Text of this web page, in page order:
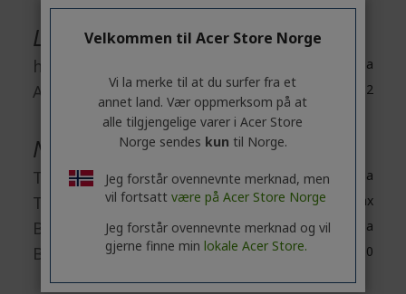
Lyd
høytalere Ja
Antall høyttalere 2
Nettverk & Kommunikasjon
Trådløs LAN Ja
Trådløs LAN standard IEEE 802.11ax
Bluetooth Ja
Bluetooth standard Bluetooth 5.0
Velkommen til Acer Store Norge
Vi la merke til at du surfer fra et
annet land. Vær oppmerksom på at
alle tilgjengelige varer i Acer Store
Norge sendes kun til Norge.
Jeg forstår ovennevnte merknad, men
vil fortsatt være på Acer Store Norge
Jeg forstår ovennevnte merknad og vil
gjerne finne min lokale Acer Store.